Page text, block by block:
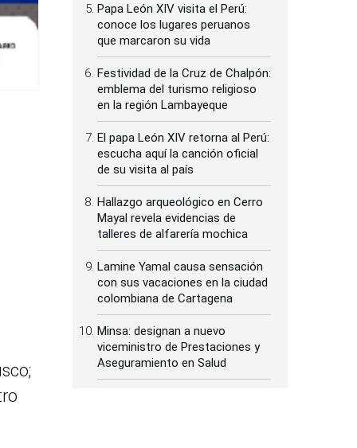
Papa León XIV visita el Perú:
conoce los lugares peruanos
que marcaron su vida
Festividad de la Cruz de Chalpón:
emblema del turismo religioso
en la región Lambayeque
El papa León XIV retorna al Perú:
escucha aquí la canción oficial
de su visita al país
Hallazgo arqueológico en Cerro
Mayal revela evidencias de
talleres de alfarería mochica
Lamine Yamal causa sensación
con sus vacaciones en la ciudad
colombiana de Cartagena
Minsa: designan a nuevo
viceministro de Prestaciones y
Aseguramiento en Salud